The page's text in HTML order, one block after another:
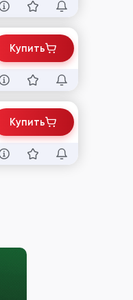
Купить
Купить